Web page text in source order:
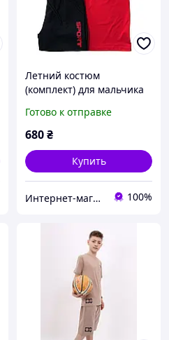
Летний костюм
(комплект) для мальчика
Венгрия
Готово к отправке
680₴
Купить
Интернет-магазин "Помаранчик" 100%